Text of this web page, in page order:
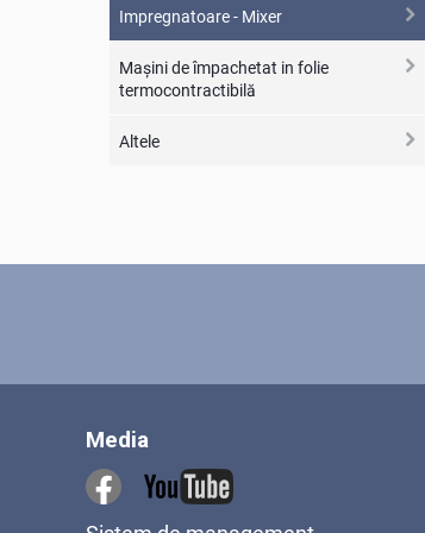
Impregnatoare - Mixer
Maşini de împachetat in folie
termocontractibilă
Altele
Media